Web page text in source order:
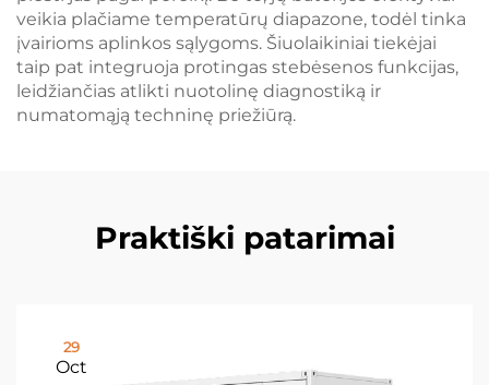
veikia plačiame temperatūrų diapazone, todėl tinka
įvairioms aplinkos sąlygoms. Šiuolaikiniai tiekėjai
taip pat integruoja protingas stebėsenos funkcijas,
leidžiančias atlikti nuotolinę diagnostiką ir
numatomąją techninę priežiūrą.
Praktiški patarimai
29
Oct